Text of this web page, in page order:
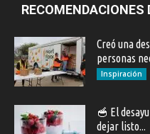
RECOMENDACIONES
Creó una
personas
Inspiración
🥣 El
dejar listo...